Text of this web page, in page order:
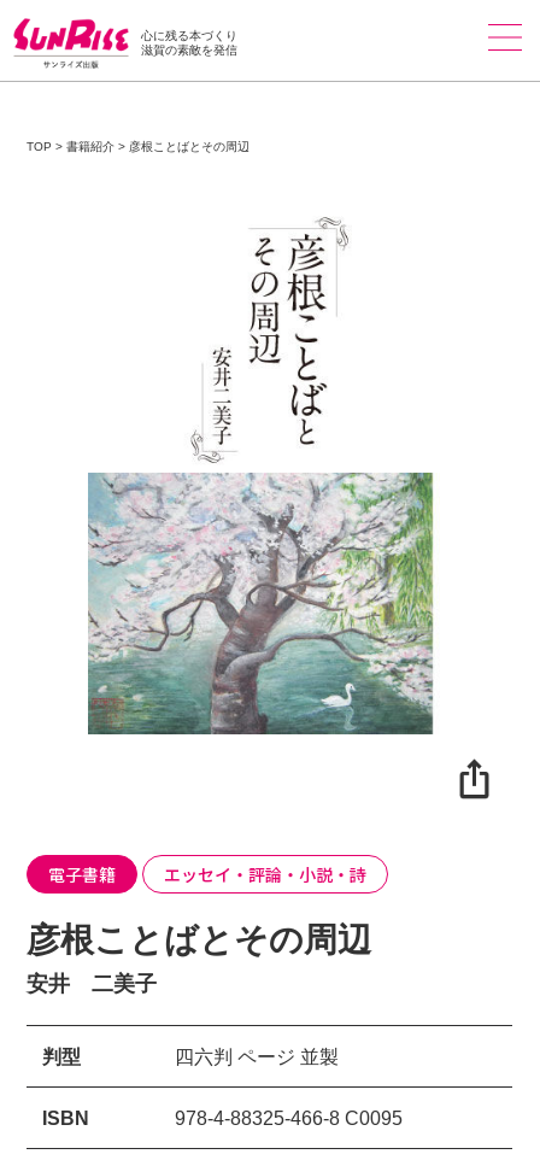
心に残る本づくり
滋賀の素敵を発信
TOP >書籍紹介 > 彦根ことばとその周辺
電子書籍 エッセイ・評論・小説・詩
彦根ことばとその周辺
安井 二美子
判型 四六判 ページ 並製
ISBN 978-4-88325-466-8 C0095